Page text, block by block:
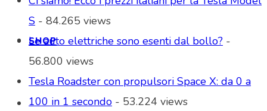
SHOP
S - 84.265 views
Le auto elettriche sono esenti dal bollo? -
56.800 views
Tesla Roadster con propulsori Space X: da 0 a
100 in 1 secondo - 53.224 views